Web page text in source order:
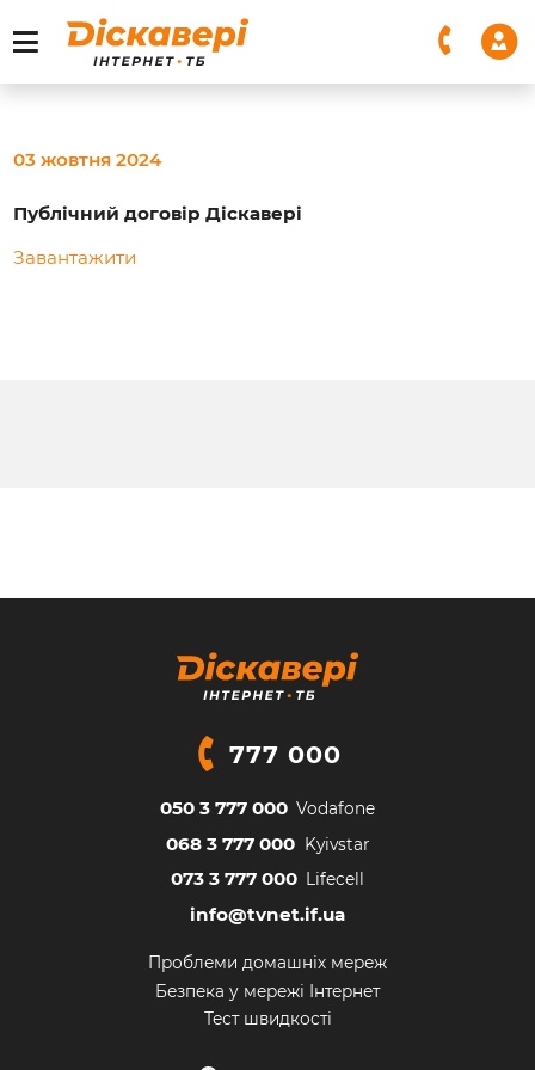
03 жовтня 2024
Публічний договір Діскавері
Завантажити
777 000
050 3 777 000 Vodafone
068 3 777 000 Kyivstar
073 3 777 000 Lifecell
info@tvnet.if.ua
Проблеми домашніх мереж
Безпека у мережі Інтернет
Тест швидкості